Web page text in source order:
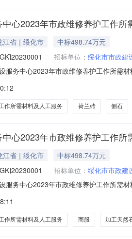
心2023年市政维修养护工作
江省｜绥化市
中标498.74万元
招标单位： 绥化市市政建
服务中心2023年市政维修养护工作所需
：绥化市太平东路16号联系方式：
作所需材料及人工服务 荷兰砖 侧石
心2023年市政维修养护工作
江省｜绥化市
中标498.74万元
招标单位： 绥化市市政建
服务中心2023年市政维修养护工作所需
有限公司)黑龙江省绥化市北林区嘉美小
作所需材料及人工服务 商服 加工天然